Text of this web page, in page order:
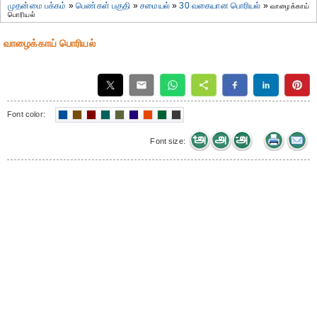
முதன்மை பக்கம் »பெண்கள் பகுதி »சமையல்»30 வகையான பொரியல் »வாழைக்காய்
பொரியல்
வாழைக்காய் பொரியல்
Font color:
Font size: